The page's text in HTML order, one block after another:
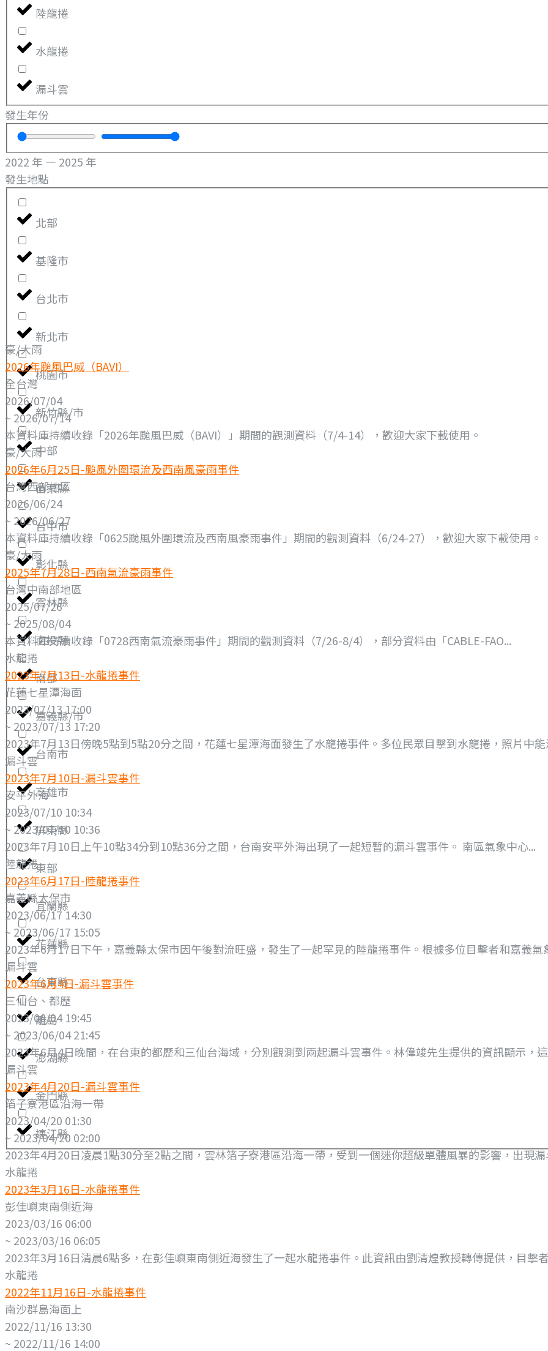
陸龍捲
水龍捲
漏斗雲
發生年份
2022 年 — 2025 年
發生地點
北部
基隆市
台北市
新北市
桃園市
新竹縣/市
中部
苗栗縣
台中市
彰化縣
雲林縣
南投縣
南部
嘉義縣/市
台南市
高雄市
屏東縣
東部
宜蘭縣
花蓮縣
台東縣
離島
澎湖縣
金門縣
連江縣
豪/大雨
2026年颱風巴威（BAVI）
全台灣
2026/07/04
~ 2026/07/14
本資料庫持續收錄「2026年颱風巴威（BAVI）」期間的觀測資料（7/4-14），歡迎大家下載使用。
豪/大雨
2026年6月25日-颱風外圍環流及西南風豪雨事件
台灣西部地區
2026/06/24
~ 2026/06/27
本資料庫持續收錄「0625颱風外圍環流及西南風豪雨事件」期間的觀測資料（6/24-27），歡迎大家下載使用。
豪/大雨
2025年7月28日-西南氣流豪雨事件
台灣中南部地區
2025/07/26
~ 2025/08/04
本資料庫持續收錄「0728西南氣流豪雨事件」期間的觀測資料（7/26-8/4），部分資料由「CABLE-FAO...
水龍捲
2023年7月13日-水龍捲事件
花蓮七星潭海面
2023/07/13 17:00
~ 2023/07/13 17:20
2023年7月13日傍晚5點到5點20分之間，花蓮七星潭海面發生了水龍捲事件。多位民眾目擊到水龍捲，照片中能
漏斗雲
2023年7月10日-漏斗雲事件
安平外海
2023/07/10 10:34
~ 2023/07/10 10:36
2023年7月10日上午10點34分到10點36分之間，台南安平外海出現了一起短暫的漏斗雲事件。 南區氣象中心...
陸龍捲
2023年6月17日-陸龍捲事件
嘉義縣太保市
2023/06/17 14:30
~ 2023/06/17 15:05
2023年6月17日下午，嘉義縣太保市因午後對流旺盛，發生了一起罕見的陸龍捲事件。根據多位目擊者和嘉義氣
漏斗雲
2023年6月4日-漏斗雲事件
三仙台、都歷
2023/06/04 19:45
~ 2023/06/04 21:45
2023年6月4日晚間，在台東的都歷和三仙台海域，分別觀測到兩起漏斗雲事件。林偉竣先生提供的資訊顯示，
漏斗雲
2023年4月20日-漏斗雲事件
箔子寮港區沿海一帶
2023/04/20 01:30
~ 2023/04/20 02:00
2023年4月20日凌晨1點30分至2點之間，雲林箔子寮港區沿海一帶，受到一個迷你超級單體風暴的影響，出現漏
水龍捲
2023年3月16日-水龍捲事件
彭佳嶼東南側近海
2023/03/16 06:00
~ 2023/03/16 06:05
2023年3月16日清晨6點多，在彭佳嶼東南側近海發生了一起水龍捲事件。此資訊由劉清煌教授轉傳提供，目擊
水龍捲
2022年11月16日-水龍捲事件
南沙群島海面上
2022/11/16 13:30
~ 2022/11/16 14:00